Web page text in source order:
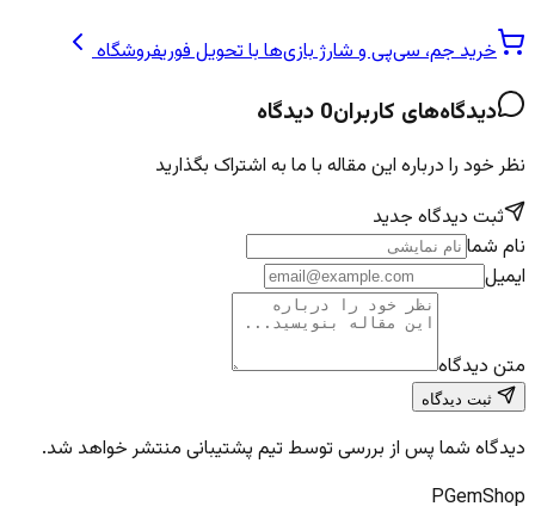
خرید جم، سی‌پی و شارژ بازی‌ها با تحویل فوریفروشگاه
دیدگاه‌های کاربران0 دیدگاه
نظر خود را درباره این مقاله با ما به اشتراک بگذارید
ثبت دیدگاه جدید
نام شما
ایمیل
متن دیدگاه
ثبت دیدگاه
دیدگاه شما پس از بررسی توسط تیم پشتیبانی منتشر خواهد شد.
PGemShop